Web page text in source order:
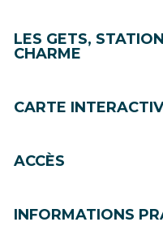
LES GETS,
CHARME
CARTE
ACCÈS
INFORMATIONS
(aux heures de
En dehors de ces